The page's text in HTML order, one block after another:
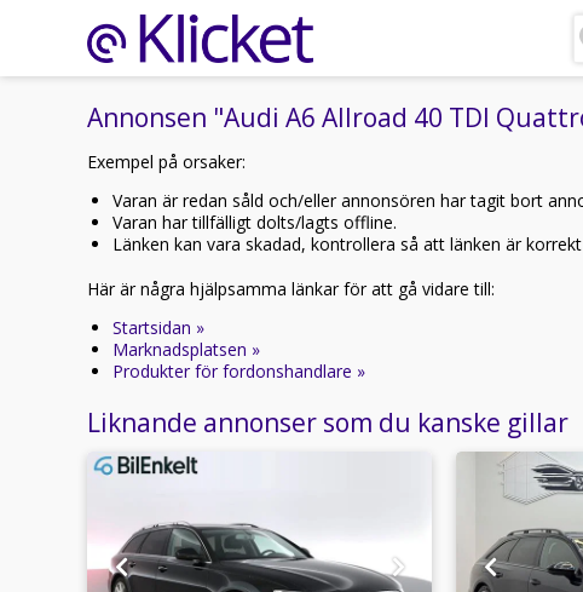
Annonsen "Audi A6 Allroad 40 TDI
Exempel på orsaker:
Varan är redan såld och/eller annonsören har tagit bort
Varan har tillfälligt dolts/lagts offline.
Länken kan vara skadad, kontrollera så att länken är
Här är några hjälpsamma länkar för att gå vidare till:
Startsidan »
Marknadsplatsen »
Produkter för fordonshandlare »
Liknande annonser som du kanske gillar